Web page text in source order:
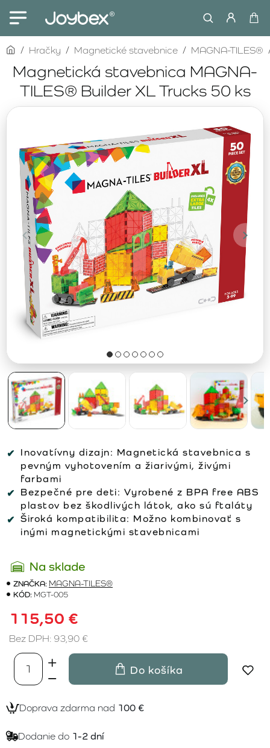
Magnetická stavebnica MAGNA-
TILES® Builder XL Trucks 50 ks
homeHračky Magnetické stavebnice MAGNA-TILES®
Inovatívny dizajn: Magnetická stavebnica s
pevným vyhotovením a žiarivými, živými
farbami
Bezpečné pre deti: Vyrobené z BPA free ABS
plastov bez škodlivých látok, ako sú ftaláty
Široká kompatibilita: Možno kombinovať s
inými magnetickými stavebnicami
Na sklade
ZNAČKA: MAGNA-TILES®
KÓD: MGT-005
115,50 €
Bez DPH: 93,90 €
Do košíka
Doprava zdarma nad 100 €
Dodanie do 1-2 dní